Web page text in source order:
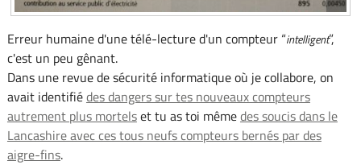
Erreur humaine d'une télé-lecture d'un compteur “intelligent”,
c'est un peu gênant.
Dans une revue de sécurité informatique où je collabore, on
avait identifiédes dangers sur tes nouveaux compteurs
autrement plus mortelset tu as toi mêmedes soucis dans le
Lancashire avec ces tous neufs compteurs bernés par des
aigre-fins.